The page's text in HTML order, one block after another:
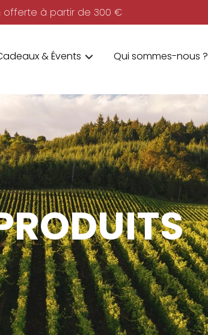
offerte à partir de 300 €
& Évents Qui sommes-nous ?